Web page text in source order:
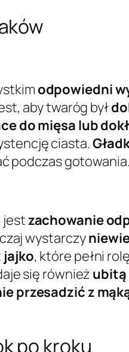
odpowiedni
aby twaróg był
do mięsa lub
ciasta.
podczas gotowania.
jestzachowanie
wystarczy
jajko, które pełni
się również ubitą
przesadzić z
po kroku